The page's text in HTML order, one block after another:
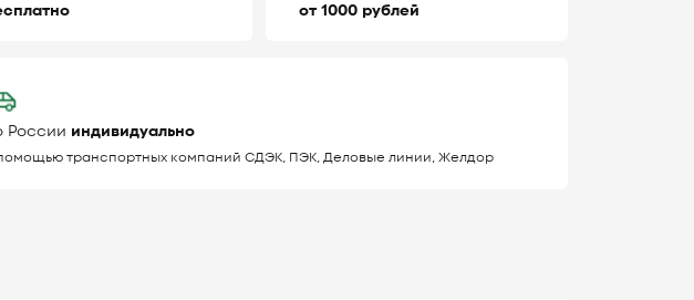
от 1000 рублей
России индивидуально
транспортных компаний СДЭК, ПЭК, Деловые линии, Желдор